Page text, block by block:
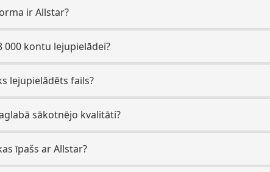
ir Allstar?
000 kontu lejupielādei?
lejupielādēts fails?
sākotnējo kvalitāti?
īpašs ar Allstar?